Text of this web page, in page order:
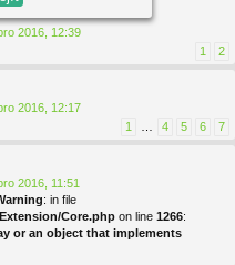
2016, 12:39
1 2
2016, 12:17
1 4 5 6 7
2016, 11:51
: in file
Core.php on line 1266:
or an object that implements